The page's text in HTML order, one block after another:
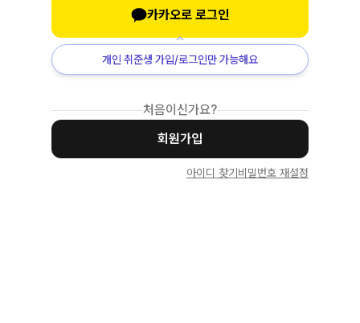
카카오로 로그인
개인 취준생 가입/로그인만 가능해요
처음이신가요?
회원가입
아이디 찾기 비밀번호 재설정